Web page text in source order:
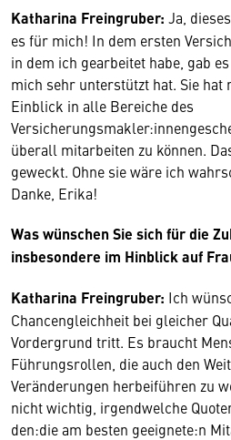
Katharina Freingruber: Ja,
es für mich! In dem ersten
in dem ich gearbeitet habe, gab
mich sehr unterstützt hat. Sie hat
Einblick in alle Bereiche des
überall mitarbeiten zu können.
geweckt. Ohne sie wäre ich
Danke, Erika!
Was wünschen Sie sich für die
insbesondere im Hinblick auf
Katharina Freingruber: Ich
Chancengleichheit bei gleicher
Vordergrund tritt. Es braucht
Führungsrollen, die auch den
Veränderungen herbeiführen zu
nicht wichtig, irgendwelche
den:die am besten geeignete:n